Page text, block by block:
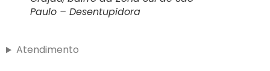
Paulo – Desentupidora
Atendimento